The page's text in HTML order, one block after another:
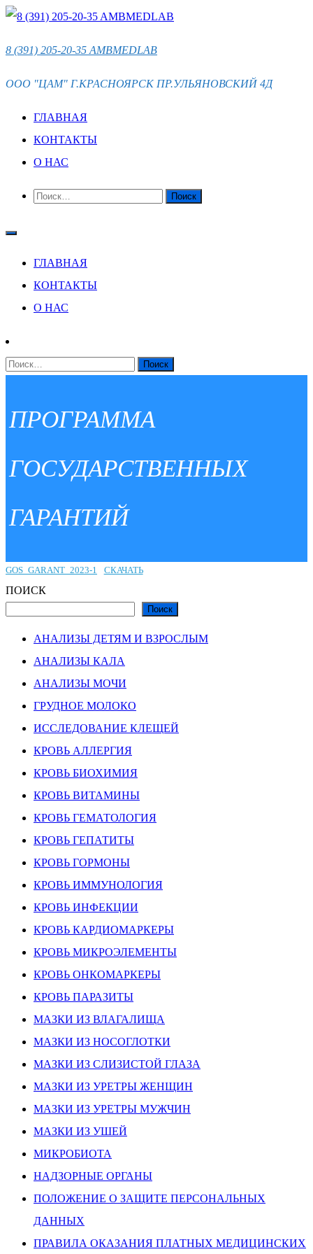
ПЕРЕЙТИ
8 (391) 205-20-35 AMBMEDLAB
ООО "ЦАМ" Г.КРАСНОЯРСК ПР.УЛЬЯНОВСКИЙ 4Д
ГЛАВНАЯ
КОНТАКТЫ
О НАС
НАЙТИ:
ГЛАВНАЯ
КОНТАКТЫ
О НАС
НАЙТИ:
ПРОГРАММА
ГОСУДАРСТВЕННЫХ
ГАРАНТИЙ
GOS_GARANT_2023-1 СКАЧАТЬ
ПОИСК
Поиск
АНАЛИЗЫ ДЕТЯМ И ВЗРОСЛЫМ
АНАЛИЗЫ КАЛА
АНАЛИЗЫ МОЧИ
ГРУДНОЕ МОЛОКО
ИССЛЕДОВАНИЕ КЛЕЩЕЙ
КРОВЬ АЛЛЕРГИЯ
КРОВЬ БИОХИМИЯ
КРОВЬ ВИТАМИНЫ
КРОВЬ ГЕМАТОЛОГИЯ
КРОВЬ ГЕПАТИТЫ
КРОВЬ ГОРМОНЫ
КРОВЬ ИММУНОЛОГИЯ
КРОВЬ ИНФЕКЦИИ
КРОВЬ КАРДИОМАРКЕРЫ
КРОВЬ МИКРОЭЛЕМЕНТЫ
КРОВЬ ОНКОМАРКЕРЫ
КРОВЬ ПАРАЗИТЫ
МАЗКИ ИЗ ВЛАГАЛИЩА
МАЗКИ ИЗ НОСОГЛОТКИ
МАЗКИ ИЗ СЛИЗИСТОЙ ГЛАЗА
МАЗКИ ИЗ УРЕТРЫ ЖЕНЩИН
МАЗКИ ИЗ УРЕТРЫ МУЖЧИН
МАЗКИ ИЗ УШЕЙ
МИКРОБИОТА
НАДЗОРНЫЕ ОРГАНЫ
ПОЛОЖЕНИЕ О ЗАЩИТЕ ПЕРСОНАЛЬНЫХ
ДАННЫХ
ПРАВИЛА ОКАЗАНИЯ ПЛАТНЫХ МЕДИЦИНСКИХ